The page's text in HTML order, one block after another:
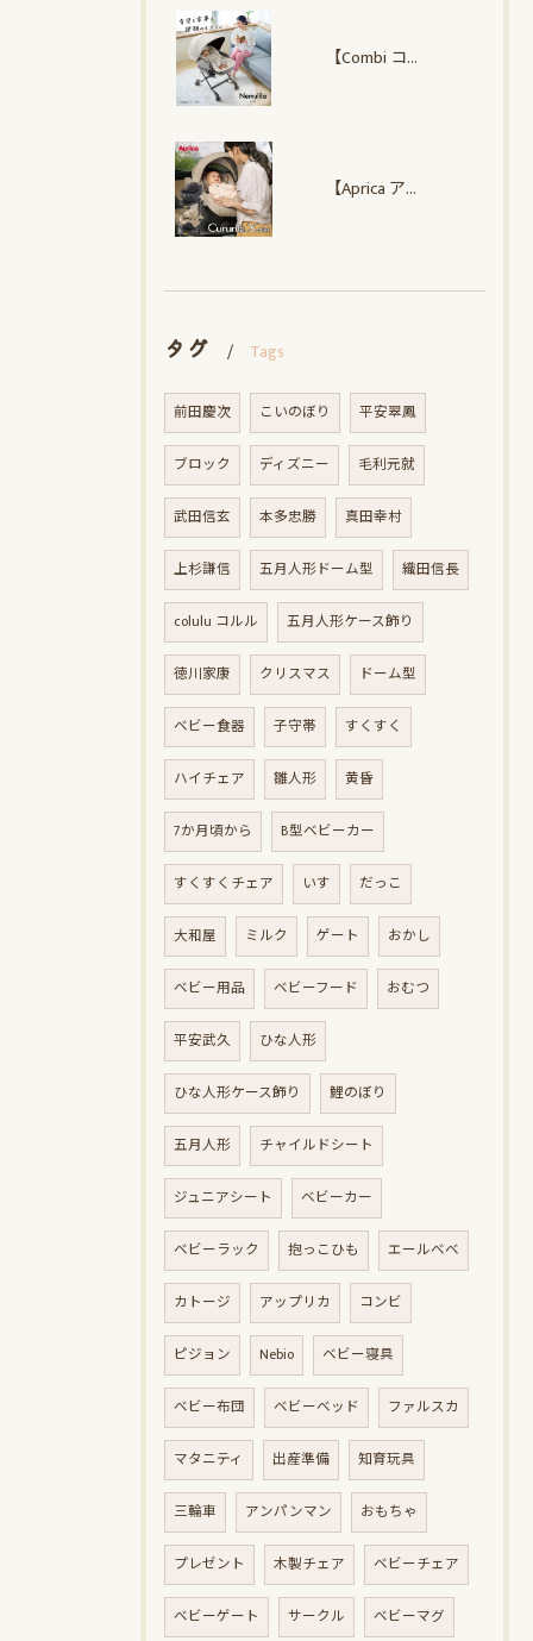
【Combi コンビ】 ネムリラ Auto plus NS
【Aprica アップリカ】クルリラ エックス プラスAC
タグ Tags
前田慶次 こいのぼり 平安翠鳳
ブロック ディズニー 毛利元就
武田信玄 本多忠勝 真田幸村
上杉謙信 五月人形ドーム型 織田信長
colulu コルル 五月人形ケース飾り
徳川家康 クリスマス ドーム型
ベビー食器 子守帯 すくすく
ハイチェア 雛人形 黄昏
7か月頃から B型ベビーカー
すくすくチェア いす だっこ
大和屋 ミルク ゲート おかし
ベビー用品 ベビーフード おむつ
平安武久 ひな人形
ひな人形ケース飾り 鯉のぼり
五月人形 チャイルドシート
ジュニアシート ベビーカー
ベビーラック 抱っこひも エールベベ
カトージ アップリカ コンビ
ピジョン Nebio ベビー寝具
ベビー布団 ベビーベッド ファルスカ
マタニティ 出産準備 知育玩具
三輪車 アンパンマン おもちゃ
プレゼント 木製チェア ベビーチェア
ベビーゲート サークル ベビーマグ